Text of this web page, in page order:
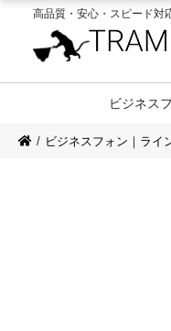
高品質・安心・スピード対
ビジネス
ビジネスフォン｜ライ